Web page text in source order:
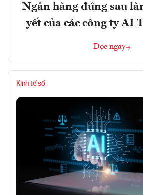
Ngân hàng đứng sau
yết của các công ty AI
Đọc ngay
Kinh tế số